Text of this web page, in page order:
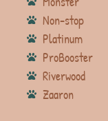
Non-stop
Platinum
ProBooster
Riverwood
Zaaron